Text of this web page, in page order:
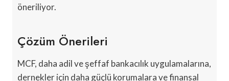
öneriliyor.
Çözüm Önerileri
MCF, daha adil ve şeffaf bankacılık uygulamalarına,
dernekler için daha güçlü korumalara ve finansal